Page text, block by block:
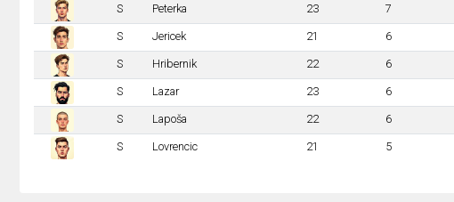
S Peterka 23 7
S Jericek 21 6
S Hribernik 22 6
S Lazar 23 6
S Lapoša 22 6
S Lovrencic 21 5